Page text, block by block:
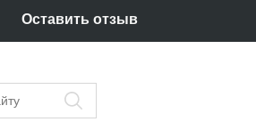
Оставить отзыв